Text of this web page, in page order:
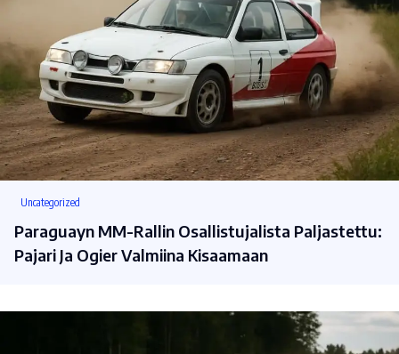
Uncategorized
Paraguayn MM-Rallin Osallistujalista Paljastettu:
Pajari Ja Ogier Valmiina Kisaamaan